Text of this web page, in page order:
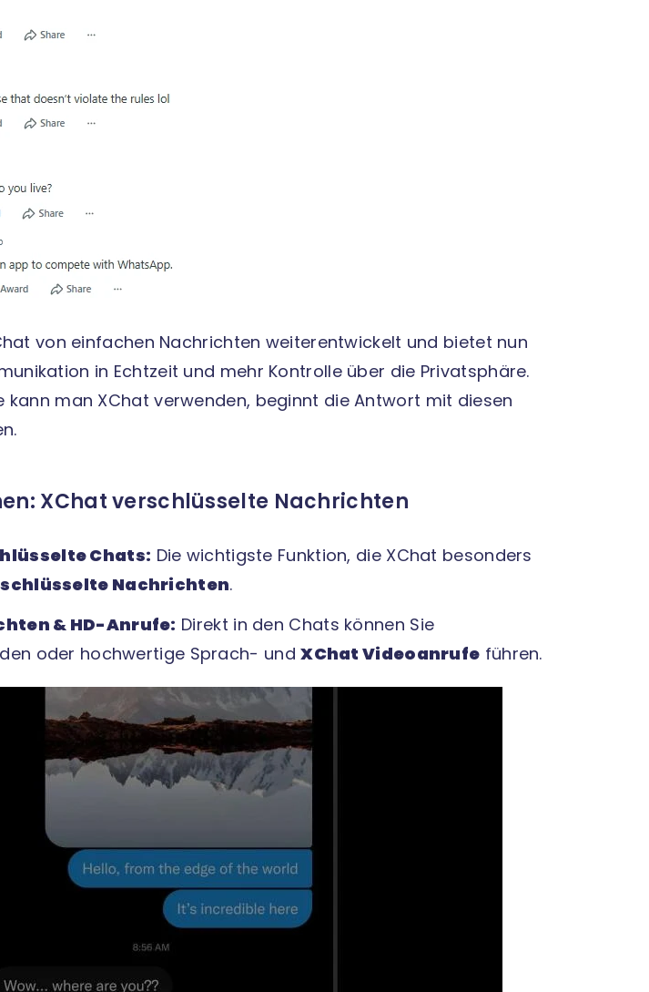
von einfachen Nachrichten weiterentwickelt und bietet nun
in Echtzeit und mehr Kontrolle über die Privatsphäre.
kann man XChat verwenden, beginnt die Antwort mit diesen
XChat verschlüsselte Nachrichten
Chats: Die wichtigste Funktion, die XChat besonders
Nachrichten.
& HD-Anrufe: Direkt in den Chats können Sie
oder hochwertige Sprach- undXChat Videoanrufe führen.